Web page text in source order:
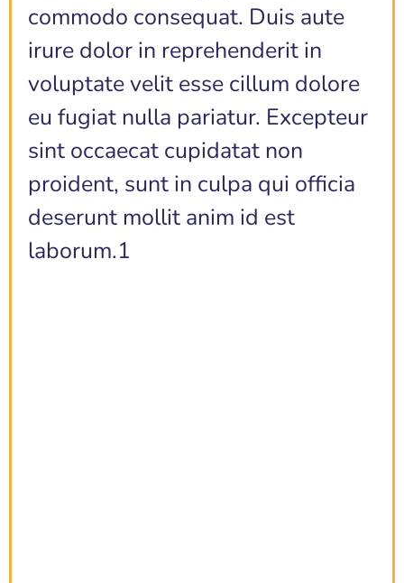
commodo consequat. Duis aute
irure dolor in reprehenderit in
voluptate velit esse cillum dolore
eu fugiat nulla pariatur. Excepteur
sint occaecat cupidatat non
proident, sunt in culpa qui officia
deserunt mollit anim id est
laborum.1